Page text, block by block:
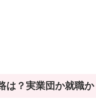
は？実業団か就職か